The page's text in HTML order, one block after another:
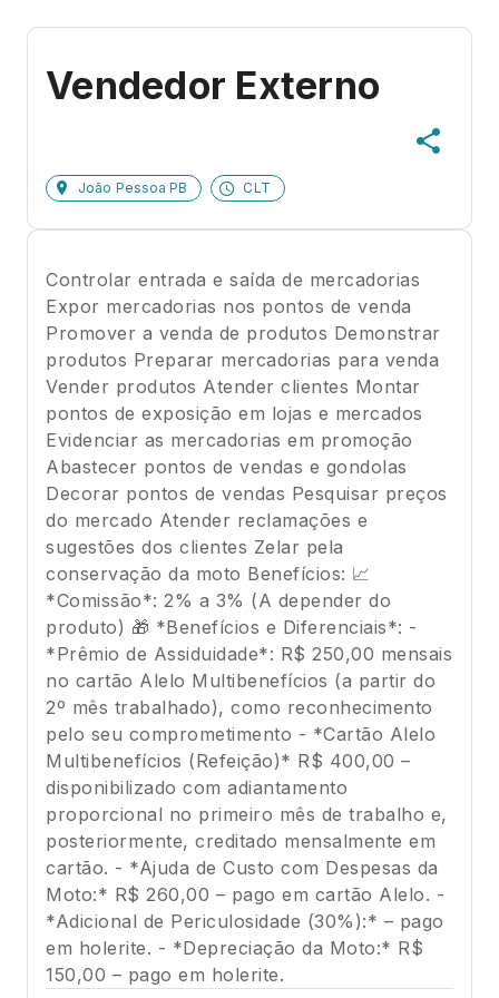
Vendedor Externo
João Pessoa PB CLT
Controlar entrada e saída de mercadorias
Expor mercadorias nos pontos de venda
Promover a venda de produtos Demonstrar
produtos Preparar mercadorias para venda
Vender produtos Atender clientes Montar
pontos de exposição em lojas e mercados
Evidenciar as mercadorias em promoção
Abastecer pontos de vendas e gondolas
Decorar pontos de vendas Pesquisar preços
do mercado Atender reclamações e
sugestões dos clientes Zelar pela
conservação da moto Benefícios: 📈
*Comissão*: 2% a 3% (A depender do
produto) 🎁 *Benefícios e Diferenciais*: -
*Prêmio de Assiduidade*: R$ 250,00 mensais
no cartão Alelo Multibenefícios (a partir do
2º mês trabalhado), como reconhecimento
pelo seu comprometimento - *Cartão Alelo
Multibenefícios (Refeição)* R$ 400,00 –
disponibilizado com adiantamento
proporcional no primeiro mês de trabalho e,
posteriormente, creditado mensalmente em
cartão. - *Ajuda de Custo com Despesas da
Moto:* R$ 260,00 – pago em cartão Alelo. -
*Adicional de Periculosidade (30%):* – pago
em holerite. - *Depreciação da Moto:* R$
150,00 – pago em holerite.